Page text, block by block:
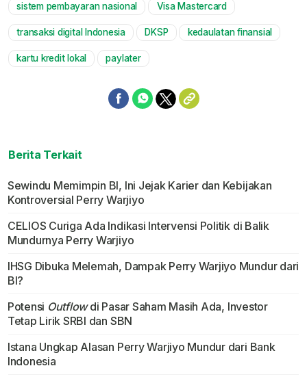
sistem pembayaran nasional Visa Mastercard
transaksi digital Indonesia DKSP kedaulatan finansial
kartu kredit lokal paylater
Berita Terkait
Sewindu Memimpin BI, Ini Jejak Karier dan Kebijakan
Kontroversial Perry Warjiyo
CELIOS Curiga Ada Indikasi Intervensi Politik di Balik
Mundurnya Perry Warjiyo
IHSG Dibuka Melemah, Dampak Perry Warjiyo Mundur dari
BI?
Potensi Outflowdi Pasar Saham Masih Ada, Investor
Tetap Lirik SRBI dan SBN
Istana Ungkap Alasan Perry Warjiyo Mundur dari Bank
Indonesia